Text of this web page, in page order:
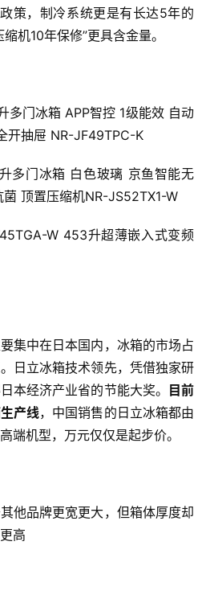
策，制冷系统更是有长达5年的
机10年保修”更具含金量。
多门冰箱 APP智控 1级能效 自动
开抽屉 NR-JF49TPC-K
多门冰箱 白色玻璃 京鱼智能无
顶置压缩机NR-JS52TX1-W
W 453升超薄嵌入式变频
集中在日本国内，冰箱的市场占
日立冰箱技术领先，凭借独家研
本经济产业省的节能大奖。
目前
产线，中国销售的日立冰箱都由
端机型，万元仅仅是起步价。
他品牌更宽更大，但箱体厚度却
高